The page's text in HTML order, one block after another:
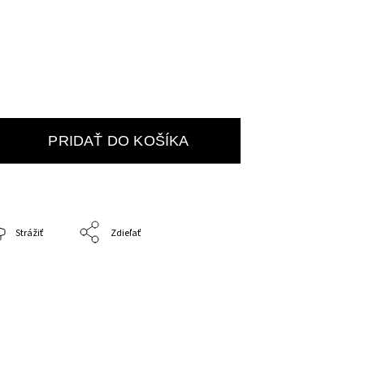
PRIDAŤ DO KOŠÍKA
Strážiť Zdieľať